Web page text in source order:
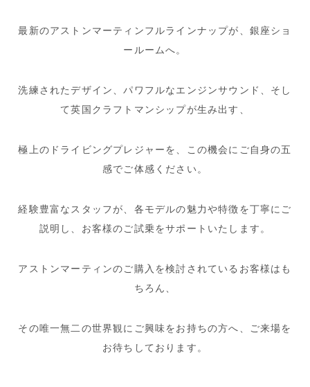
最新のアストンマーティンフルラインナップが、銀座ショ
ールームへ。
洗練されたデザイン、パワフルなエンジンサウンド、そし
て英国クラフトマンシップが生み出す、
極上のドライビングプレジャーを、この機会にご自身の五
感でご体感ください。
経験豊富なスタッフが、各モデルの魅力や特徴を丁寧にご
説明し、お客様のご試乗をサポートいたします。
アストンマーティンのご購入を検討されているお客様はも
ちろん、
その唯一無二の世界観にご興味をお持ちの方へ、ご来場を
お待ちしております。